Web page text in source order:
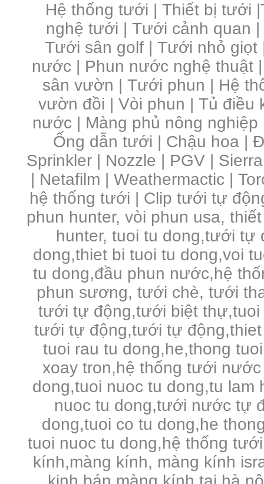
Hệ thống tưới | Thiết bị tưới |
nghệ tưới | Tưới cảnh quan |
Tưới sân golf |Tưới nhỏ giọt
nước | Phun nước nghệ thuật
sân vườn |Tưới phun | Hệ
vườn đồi | Vòi phun | Tủ điều
nước | Màng phủ nông
Ống dẫn tưới | Chậu hoa |
Sprinkler | Nozzle | PGV |
| Netafilm | Weathermactic |
hệ thống tưới | Clip tưới tự
phun hunter, vòi phun usa,
hunter, tuoi tu dong,tưới tự
dong,thiet bi tuoi tu dong,voi
tu dong,đầu phun nước,hệ
phun sương, tưới chè, tưới
tưới tự động,tưới biệt thự,tuoi
tưới tự động,tưới tự
tuoi rau tu dong,he,thong
xoay tron,hệ thống tưới
dong,tuoi nuoc tu dong,tu lam
nuoc tu dong,tưới nước tự
dong,tuoi co tu dong,he
tuoi nuoc tu dong,hệ thống
kính,màng kính, màng kính